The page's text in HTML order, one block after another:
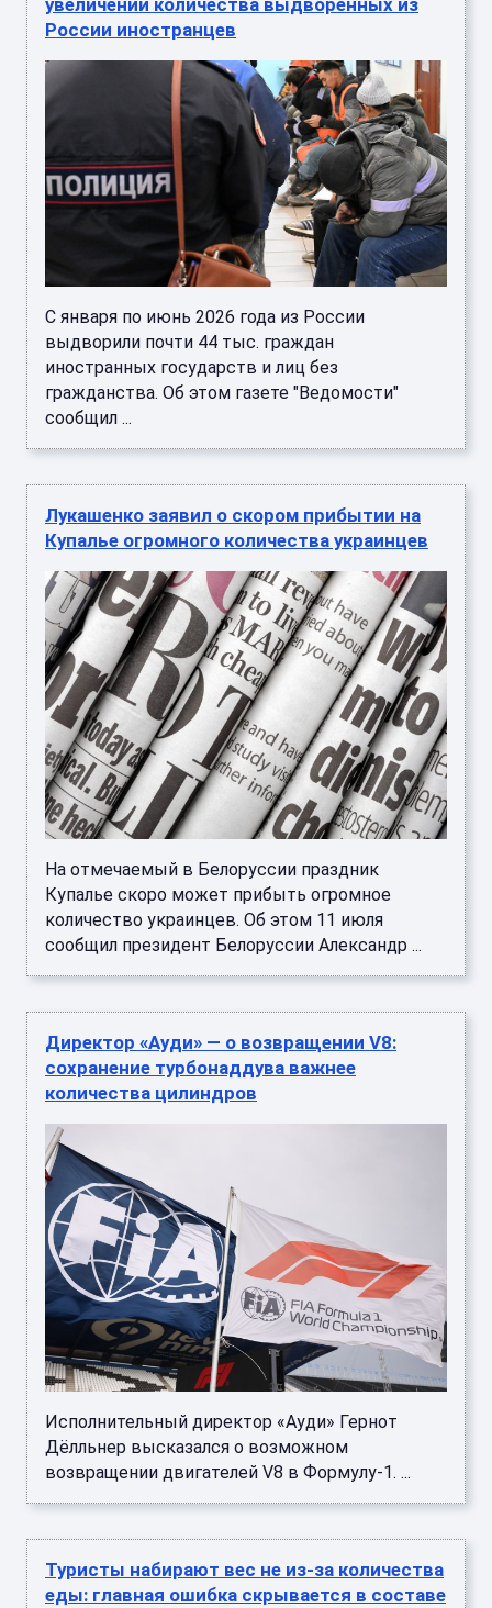
России иностранцев
С января по июнь 2026 года из России
выдворили почти 44 тыс. граждан
иностранных государств и лиц без
гражданства. Об этом газете "Ведомости"
сообщил ...
Лукашенко заявил о скором прибытии на
Купалье огромного количества украинцев
На отмечаемый в Белоруссии праздник
Купалье скоро может прибыть огромное
количество украинцев. Об этом 11 июля
сообщил президент Белоруссии Александр ...
Директор «Ауди» — о возвращении V8:
сохранение турбонаддува важнее
количества цилиндров
Исполнительный директор «Ауди» Гернот
Дёлльнер высказался о возможном
возвращении двигателей V8 в Формулу-1. ...
Туристы набирают вес не из-за количества
еды: главная ошибка скрывается в составе